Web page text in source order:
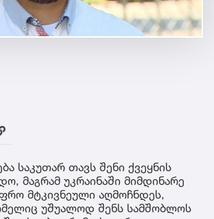
საკუთარ თავს შენი ქვეყნის
მაგრამ უკრაინაში მიმდინარე
მტკივნეული აღმოჩნდეს,
უშუალოდ შენს სამშობლოს